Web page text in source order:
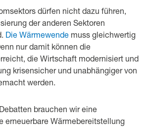
dürfen nicht dazu führen,
der anderen Sektoren
Die Wärmewende muss gleichwertig
nur damit können die
die Wirtschaft modernisiert und
krisensicher und unabhängiger von
werden.
brauchen wir eine
erneuerbare Wärmebereitstellung